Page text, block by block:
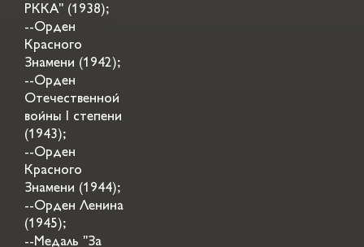
РККА" (1938);
--Орден
Красного
Знамени (1942);
--Орден
Отечественной
войны I степени
(1943);
--Орден
Красного
Знамени (1944);
--Орден Ленина
(1945);
--Медаль "За